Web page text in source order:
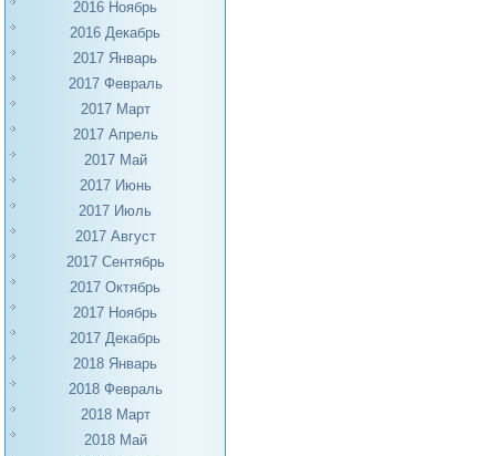
2016 Ноябрь
2016 Декабрь
2017 Январь
2017 Февраль
2017 Март
2017 Апрель
2017 Май
2017 Июнь
2017 Июль
2017 Август
2017 Сентябрь
2017 Октябрь
2017 Ноябрь
2017 Декабрь
2018 Январь
2018 Февраль
2018 Март
2018 Май